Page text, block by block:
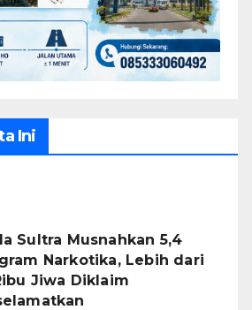
Ini
Sultra Musnahkan 5,4
Narkotika, Lebih dari
Jiwa Diklaim